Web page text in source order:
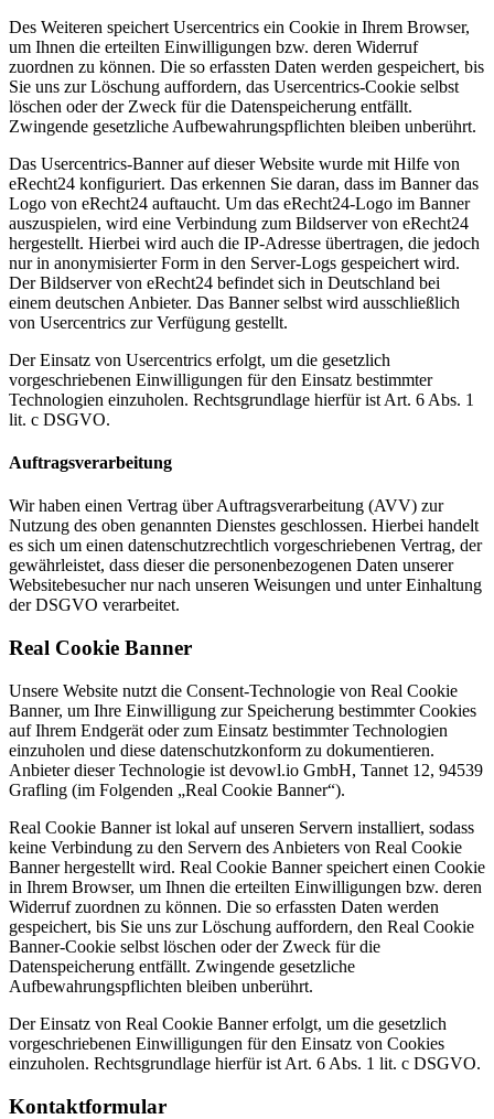
Des Weiteren speichert Usercentrics ein Cookie in Ihrem Browser,
um Ihnen die erteilten Einwilligungen bzw. deren Widerruf
zuordnen zu können. Die so erfassten Daten werden gespeichert, bis
Sie uns zur Löschung auffordern, das Usercentrics-Cookie selbst
löschen oder der Zweck für die Datenspeicherung entfällt.
Zwingende gesetzliche Aufbewahrungspflichten bleiben unberührt.
Das Usercentrics-Banner auf dieser Website wurde mit Hilfe von
eRecht24 konfiguriert. Das erkennen Sie daran, dass im Banner das
Logo von eRecht24 auftaucht. Um das eRecht24-Logo im Banner
auszuspielen, wird eine Verbindung zum Bildserver von eRecht24
hergestellt. Hierbei wird auch die IP-Adresse übertragen, die jedoch
nur in anonymisierter Form in den Server-Logs gespeichert wird.
Der Bildserver von eRecht24 befindet sich in Deutschland bei
einem deutschen Anbieter. Das Banner selbst wird ausschließlich
von Usercentrics zur Verfügung gestellt.
Der Einsatz von Usercentrics erfolgt, um die gesetzlich
vorgeschriebenen Einwilligungen für den Einsatz bestimmter
Technologien einzuholen. Rechtsgrundlage hierfür ist Art. 6 Abs. 1
lit. c DSGVO.
Auftragsverarbeitung
Wir haben einen Vertrag über Auftragsverarbeitung (AVV) zur
Nutzung des oben genannten Dienstes geschlossen. Hierbei handelt
es sich um einen datenschutzrechtlich vorgeschriebenen Vertrag, der
gewährleistet, dass dieser die personenbezogenen Daten unserer
Websitebesucher nur nach unseren Weisungen und unter Einhaltung
der DSGVO verarbeitet.
Real Cookie Banner
Unsere Website nutzt die Consent-Technologie von Real Cookie
Banner, um Ihre Einwilligung zur Speicherung bestimmter Cookies
auf Ihrem Endgerät oder zum Einsatz bestimmter Technologien
einzuholen und diese datenschutzkonform zu dokumentieren.
Anbieter dieser Technologie ist devowl.io GmbH, Tannet 12, 94539
Grafling (im Folgenden „Real Cookie Banner“).
Real Cookie Banner ist lokal auf unseren Servern installiert, sodass
keine Verbindung zu den Servern des Anbieters von Real Cookie
Banner hergestellt wird. Real Cookie Banner speichert einen Cookie
in Ihrem Browser, um Ihnen die erteilten Einwilligungen bzw. deren
Widerruf zuordnen zu können. Die so erfassten Daten werden
gespeichert, bis Sie uns zur Löschung auffordern, den Real Cookie
Banner-Cookie selbst löschen oder der Zweck für die
Datenspeicherung entfällt. Zwingende gesetzliche
Aufbewahrungspflichten bleiben unberührt.
Der Einsatz von Real Cookie Banner erfolgt, um die gesetzlich
vorgeschriebenen Einwilligungen für den Einsatz von Cookies
einzuholen. Rechtsgrundlage hierfür ist Art. 6 Abs. 1 lit. c DSGVO.
Kontaktformular